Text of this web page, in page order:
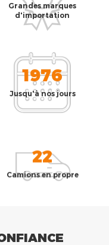
Grandes marques
d'importation
1976
Jusqu'à nos jours
22
Camions en propre